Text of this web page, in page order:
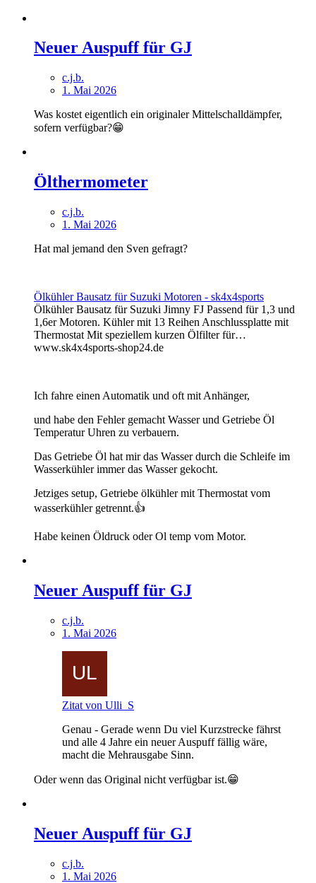
Neuer Auspuff für GJ
c.j.b.
1. Mai 2026
Was kostet eigentlich ein originaler Mittelschalldämpfer,
sofern verfügbar?😁
Ölthermometer
c.j.b.
1. Mai 2026
Hat mal jemand den Sven gefragt?
Ölkühler Bausatz für Suzuki Motoren - sk4x4sports
Ölkühler Bausatz für Suzuki Jimny FJ Passend für 1,3 und
1,6er Motoren. Kühler mit 13 Reihen Anschlussplatte mit
Thermostat Mit speziellem kurzen Ölfilter für…
www.sk4x4sports-shop24.de
Ich fahre einen Automatik und oft mit Anhänger,
und habe den Fehler gemacht Wasser und Getriebe Öl
Temperatur Uhren zu verbauern.
Das Getriebe Öl hat mir das Wasser durch die Schleife im
Wasserkühler immer das Wasser gekocht.
Jetziges setup, Getriebe ölkühler mit Thermostat vom
wasserkühler getrennt.👍
Habe keinen Öldruck oder Ol temp vom Motor.
Neuer Auspuff für GJ
c.j.b.
1. Mai 2026
Zitat von Ulli_S
Genau - Gerade wenn Du viel Kurzstrecke fährst
und alle 4 Jahre ein neuer Auspuff fällig wäre,
macht die Mehrausgabe Sinn.
Oder wenn das Original nicht verfügbar ist.😁
Neuer Auspuff für GJ
c.j.b.
1. Mai 2026